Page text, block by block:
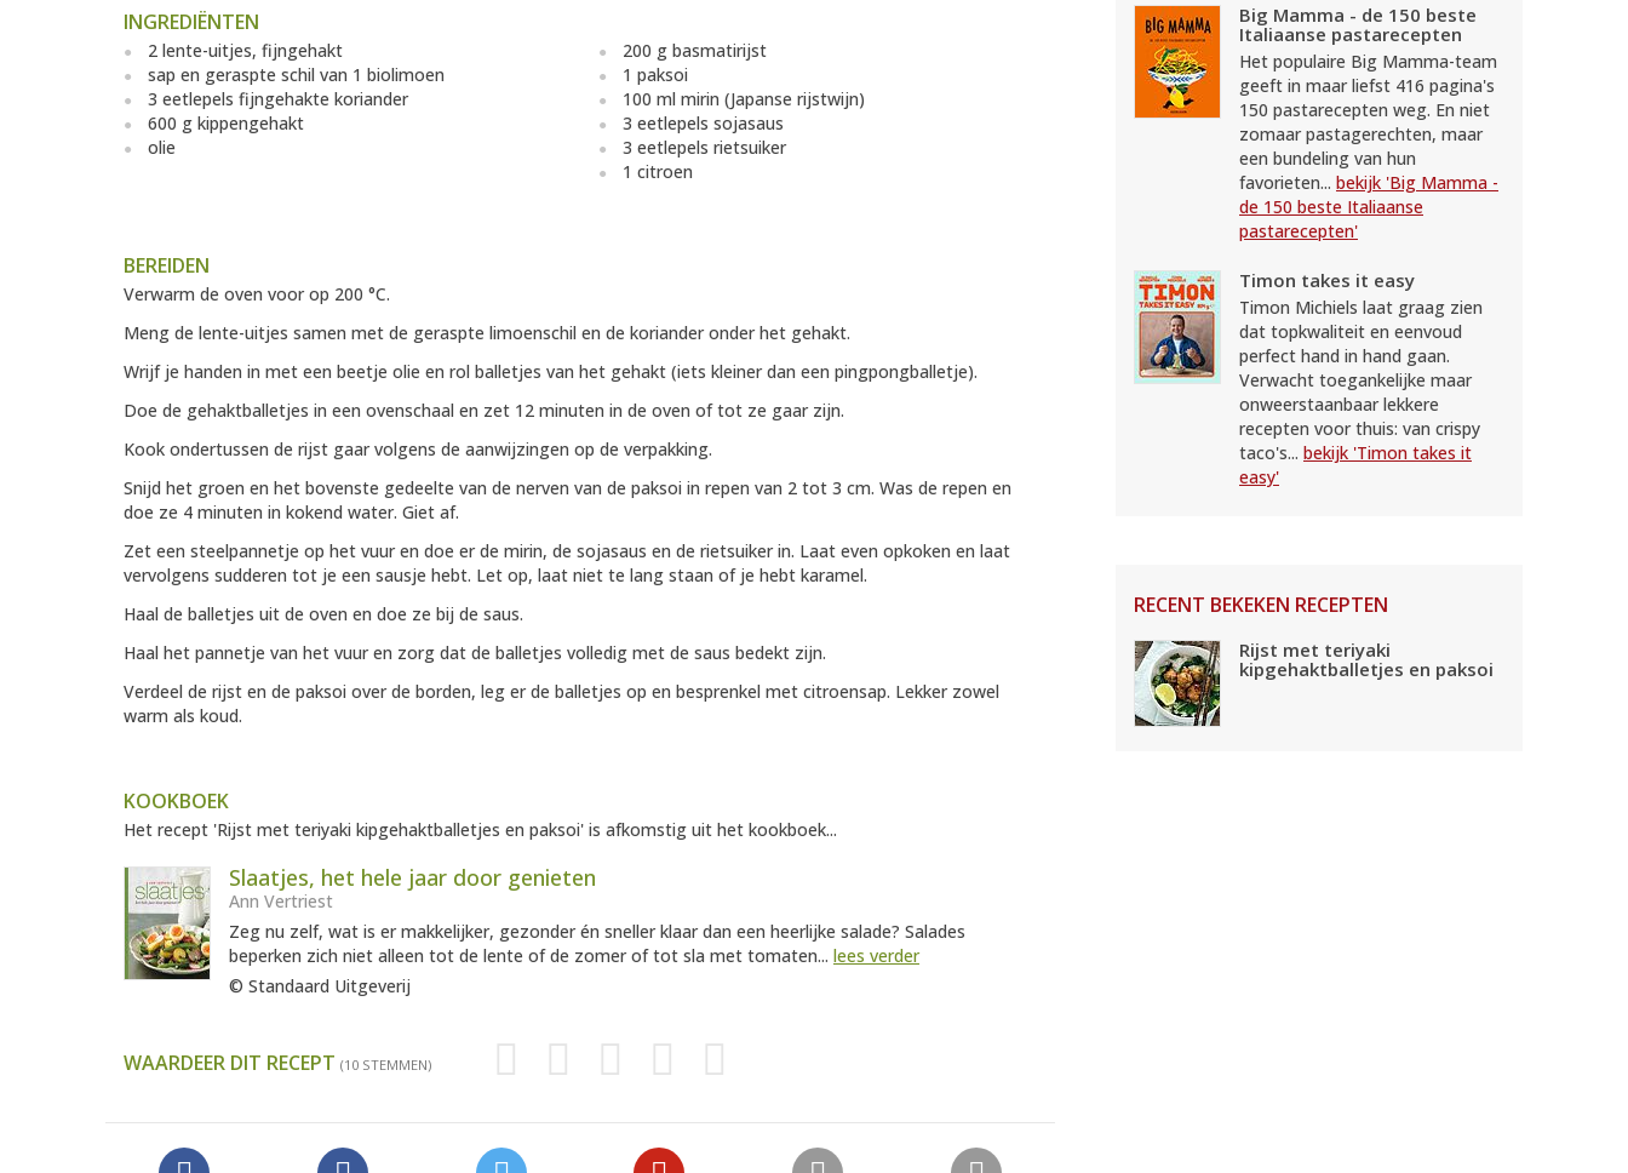
INGREDIËNTEN
2 lente-uitjes, fijngehakt
sap en geraspte schil van 1 biolimoen
3 eetlepels fijngehakte koriander
600 g kippengehakt
olie
200 g basmatirijst
1 paksoi
100 ml mirin (Japanse rijstwijn)
3 eetlepels sojasaus
3 eetlepels rietsuiker
1 citroen
BEREIDEN
Verwarm de oven voor op 200 °C.
Meng de lente-uitjes samen met de geraspte limoenschil en de koriander onder het gehakt.
Wrijf je handen in met een beetje olie en rol balletjes van het gehakt (iets kleiner dan een pingpongballetje).
Doe de gehaktballetjes in een ovenschaal en zet 12 minuten in de oven of tot ze gaar zijn.
Kook ondertussen de rijst gaar volgens de aanwijzingen op de verpakking.
Snijd het groen en het bovenste gedeelte van de nerven van de paksoi in repen van 2 tot 3 cm. Was de repen en
doe ze 4 minuten in kokend water. Giet af.
Zet een steelpannetje op het vuur en doe er de mirin, de sojasaus en de rietsuiker in. Laat even opkoken en laat
vervolgens sudderen tot je een sausje hebt. Let op, laat niet te lang staan of je hebt karamel.
Haal de balletjes uit de oven en doe ze bij de saus.
Haal het pannetje van het vuur en zorg dat de balletjes volledig met de saus bedekt zijn.
Verdeel de rijst en de paksoi over de borden, leg er de balletjes op en besprenkel met citroensap. Lekker zowel
warm als koud.
KOOKBOEK
Het recept 'Rijst met teriyaki kipgehaktballetjes en paksoi' is afkomstig uit het kookboek...
Slaatjes, het hele jaar door genieten
Ann Vertriest
Zeg nu zelf, wat is er makkelijker, gezonder én sneller klaar dan een heerlijke salade? Salades
beperken zich niet alleen tot de lente of de zomer of tot sla met tomaten... lees verder
© Standaard Uitgeverij
WAARDEER DIT RECEPT (10 STEMMEN)
Big Mamma - de 150 beste
Italiaanse pastarecepten
Het populaire Big Mamma-team
geeft in maar liefst 416 pagina's
150 pastarecepten weg. En niet
zomaar pastagerechten, maar
een bundeling van hun
favorieten... bekijk 'Big Mamma -
de 150 beste Italiaanse
pastarecepten'
Timon takes it easy
Timon Michiels laat graag zien
dat topkwaliteit en eenvoud
perfect hand in hand gaan.
Verwacht toegankelijke maar
onweerstaanbaar lekkere
recepten voor thuis: van crispy
taco's... bekijk 'Timon takes it
easy'
RECENT BEKEKEN RECEPTEN
Rijst met teriyaki
kipgehaktballetjes en paksoi